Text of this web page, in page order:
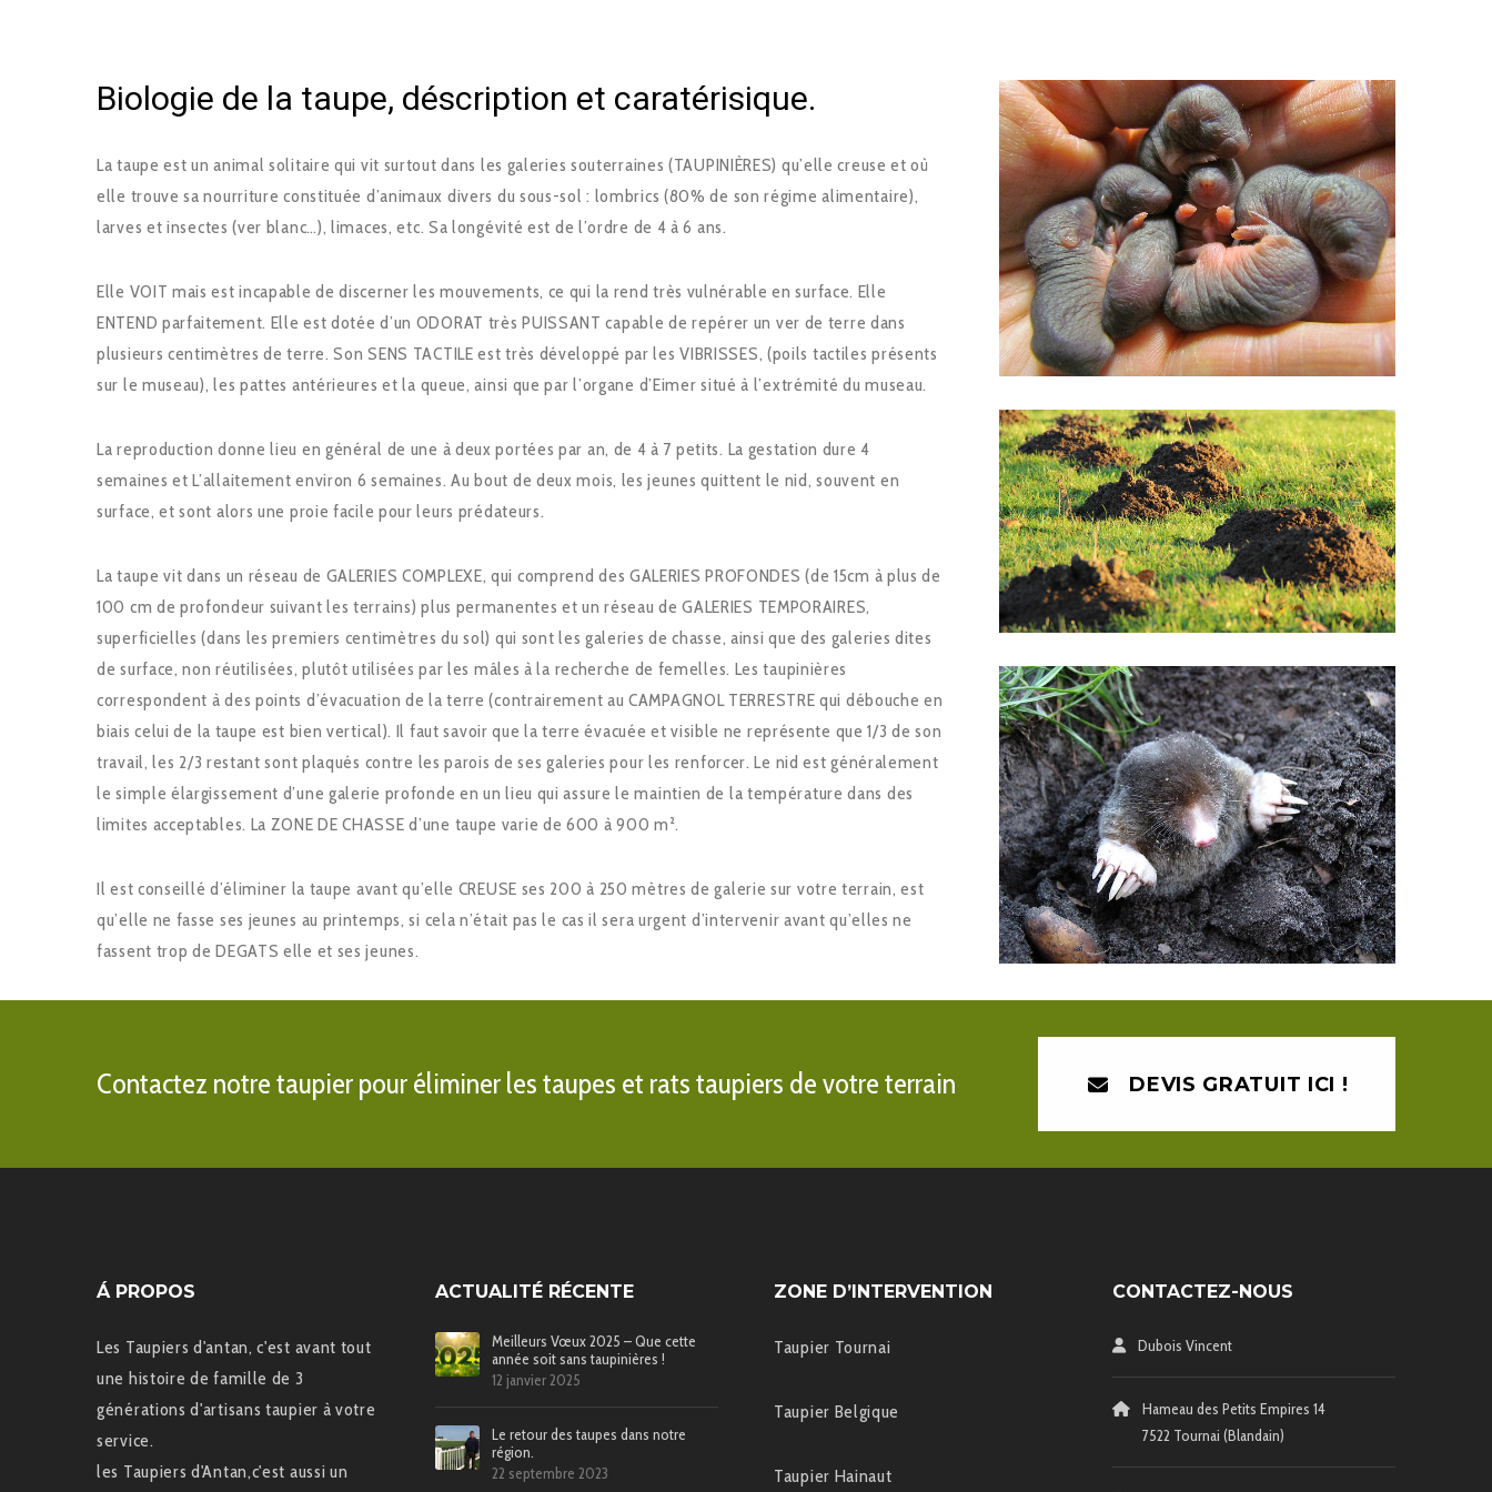
Biologie de la taupe, déscription et caratérisique.
La taupe est un animal solitaire qui vit surtout dans les galeries souterraines (TAUPINIÈRES) qu’elle creuse et où
elle trouve sa nourriture constituée d’animaux divers du sous-sol : lombrics (80% de son régime alimentaire),
larves et insectes (ver blanc…), limaces, etc. Sa longévité est de l’ordre de 4 à 6 ans.
Elle VOIT mais est incapable de discerner les mouvements, ce qui la rend très vulnérable en surface. Elle
ENTEND parfaitement. Elle est dotée d’un ODORAT très PUISSANT capable de repérer un ver de terre dans
plusieurs centimètres de terre. Son SENS TACTILE est très développé par les VIBRISSES, (poils tactiles présents
sur le museau), les pattes antérieures et la queue, ainsi que par l’organe d’Eimer situé à l’extrémité du museau.
La reproduction donne lieu en général de une à deux portées par an, de 4 à 7 petits. La gestation dure 4
semaines et L’allaitement environ 6 semaines. Au bout de deux mois, les jeunes quittent le nid, souvent en
surface, et sont alors une proie facile pour leurs prédateurs.
La taupe vit dans un réseau de GALERIES COMPLEXE, qui comprend des GALERIES PROFONDES (de 15cm à plus de
100 cm de profondeur suivant les terrains) plus permanentes et un réseau de GALERIES TEMPORAIRES,
superficielles (dans les premiers centimètres du sol) qui sont les galeries de chasse, ainsi que des galeries dites
de surface, non réutilisées, plutôt utilisées par les mâles à la recherche de femelles. Les taupinières
correspondent à des points d’évacuation de la terre (contrairement au CAMPAGNOL TERRESTRE qui débouche en
biais celui de la taupe est bien vertical). Il faut savoir que la terre évacuée et visible ne représente que 1/3 de son
travail, les 2/3 restant sont plaqués contre les parois de ses galeries pour les renforcer. Le nid est généralement
le simple élargissement d’une galerie profonde en un lieu qui assure le maintien de la température dans des
limites acceptables. La ZONE DE CHASSE d’une taupe varie de 600 à 900 m².
Il est conseillé d’éliminer la taupe avant qu’elle CREUSE ses 200 à 250 mètres de galerie sur votre terrain, est
qu’elle ne fasse ses jeunes au printemps, si cela n’était pas le cas il sera urgent d’intervenir avant qu’elles ne
fassent trop de DEGATS elle et ses jeunes.
Contactez notre taupier pour éliminer les taupes et rats taupiers de votre terrain DEVIS GRATUIT ICI !
Á PROPOS
Les Taupiers d'antan, c'est avant tout
une histoire de famille de 3
générations d'artisans taupier à votre
service.
les Taupiers d'Antan,c'est aussi un
ACTUALITÉ RÉCENTE
Meilleurs Vœux 2025 – Que cette
année soit sans taupinières !
12 janvier 2025
Le retour des taupes dans notre
région.
22 septembre 2023
ZONE D’INTERVENTION
Taupier Tournai
Taupier Belgique
Taupier Hainaut
CONTACTEZ-NOUS
Dubois Vincent
Hameau des Petits Empires 14
7522 Tournai (Blandain)